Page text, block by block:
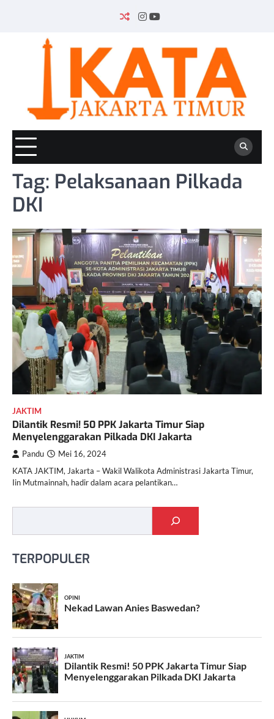
INSTAGRAM
YOUTUBE
Tag: Pelaksanaan Pilkada
DKI
JAKTIM
Dilantik Resmi! 50 PPK Jakarta Timur Siap
Menyelenggarakan Pilkada DKI Jakarta
Pandu Mei 16, 2024
KATA JAKTIM, Jakarta – Wakil Walikota Administrasi Jakarta Timur,
Iin Mutmainnah, hadir dalam acara pelantikan…
TERPOPULER